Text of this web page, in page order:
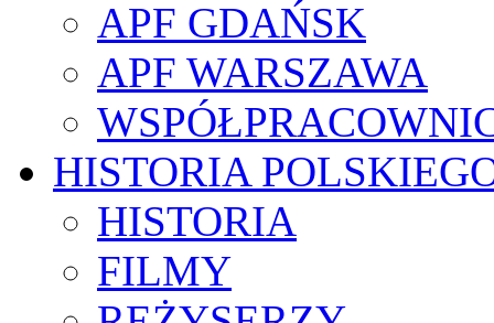
APF GDAŃSK
APF WARSZAWA
HISTORIA
HISTORIA
FILMY